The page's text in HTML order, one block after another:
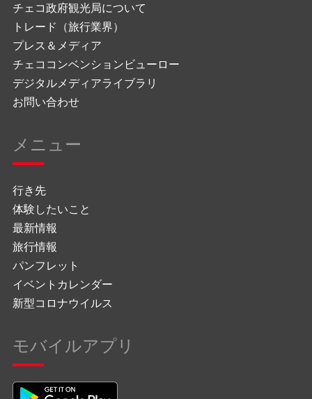
チェコ政府観光局について
トレード（旅行業界）
プレス＆メディア
チェココンベンションビューロー
デジタルメディアライブラリ
お問い合わせ
メニュー
行き先
体験したいこと
最新情報
旅行情報
パンフレット
イベントカレンダー
新型コロナウイルス
モバイルアプリ